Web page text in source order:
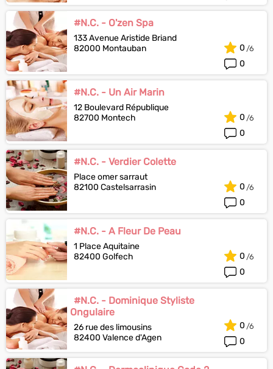
#N.C. - O'zen Spa
133 Avenue Aristide Briand
82000 Montauban
0
0
#N.C. - Un Air Marin
12 Boulevard République
82700 Montech
0
0
#N.C. - Verdier Colette
Place omer sarraut
82100 Castelsarrasin
0
0
#N.C. - A Fleur De Peau
1 Place Aquitaine
82400 Golfech
0
0
#N.C. - Dominique Styliste
Ongulaire
26 rue des limousins
82400 Valence d'Agen
0
0